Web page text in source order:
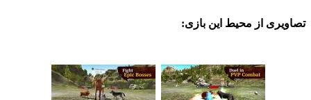
از محیط این بازی: